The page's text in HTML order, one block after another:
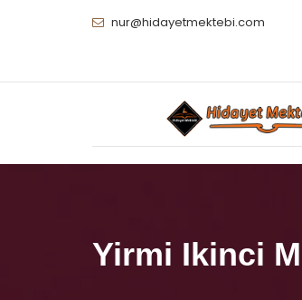
nur@hidayetmektebi.com
Yirmi Ikinci